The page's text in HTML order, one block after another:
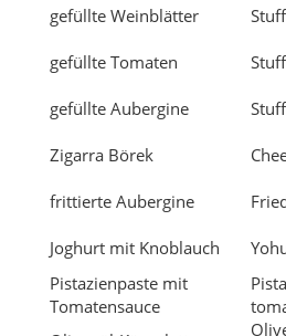
Pistazienpaste mit
Tomatensauce
Selcuk geröstete
Kräuter
Rübensalat